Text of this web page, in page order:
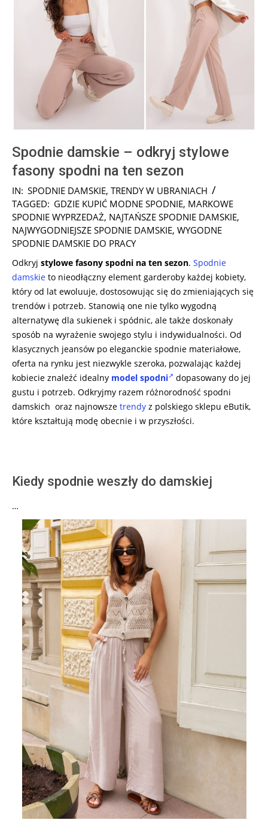
Spodnie damskie – odkryj stylowe
fasony spodni na ten sezon
2026-
02-
12
IN: SPODNIE DAMSKIE, TRENDY W UBRANIACH
TAGGED: GDZIE KUPIĆ MODNE SPODNIE, MARKOWE
SPODNIE WYPRZEDAŻ, NAJTAŃSZE SPODNIE DAMSKIE,
NAJWYGODNIEJSZE SPODNIE DAMSKIE, WYGODNE
SPODNIE DAMSKIE DO PRACY
Odkryj stylowe fasony spodni na ten sezon. Spodnie
damskie to nieodłączny element garderoby każdej kobiety,
który od lat ewoluuje, dostosowując się do zmieniających się
trendów i potrzeb. Stanowią one nie tylko wygodną
alternatywę dla sukienek i spódnic, ale także doskonały
sposób na wyrażenie swojego stylu i indywidualności. Od
klasycznych jeansów po eleganckie spodnie materiałowe,
oferta na rynku jest niezwykle szeroka, pozwalając każdej
kobiecie znaleźć idealny model spodni
dopasowany do jej
gustu i potrzeb. Odkryjmy razem różnorodność spodni
damskich oraz najnowsze trendy z polskiego sklepu eButik,
które kształtują modę obecnie i w przyszłości.
Kiedy spodnie weszły do damskiej
…